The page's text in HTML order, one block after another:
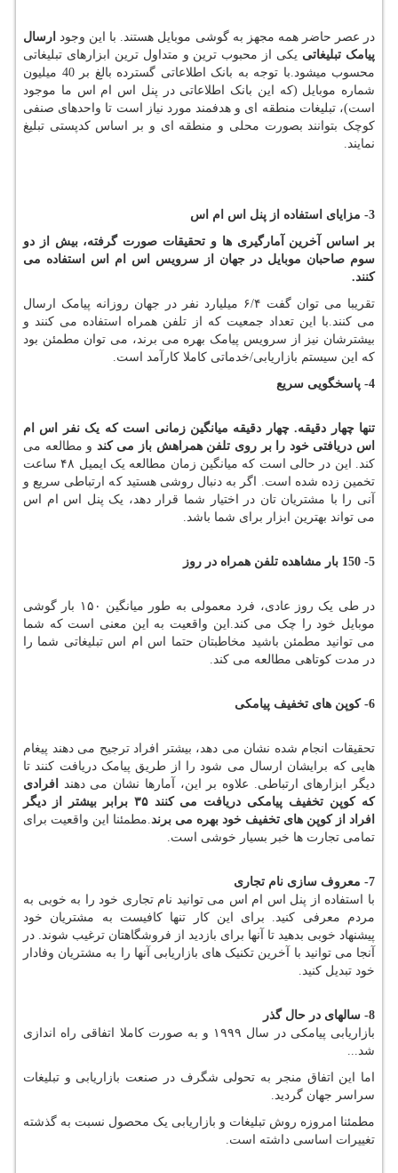
در عصر حاضر همه مجهز به گوشی موبایل هستند. با این وجود ارسال
پیامک تبلیغاتی یکی از محبوب ترین و متداول ترین ابزارهای تبلیغاتی
محسوب میشود.
با توجه به بانک اطلاعاتی گسترده بالغ بر 40 میلیون
شماره موبایل (که این بانک اطلاعاتی در پنل اس ام اس ما موجود
است)، تبلیغات منطقه ای و هدفمند مورد نیاز است تا واحدهای صنفی
کوچک بتوانند بصورت محلی و منطقه ای و بر اساس کدپستی تبلیغ
نمایند.
3- مزایای استفاده از پنل اس ام اس
بر اساس آخرین آمارگیری ها و تحقیقات صورت گرفته، بیش از دو
سوم صاحبان موبایل در جهان از سرویس اس ام اس استفاده می
کنند.
تقریبا می توان گفت ۶/۴ میلیارد نفر در جهان روزانه پیامک ارسال
می کنند.با این تعداد جمعیت که از تلفن همراه استفاده می کنند و
بیشترشان نیز از سرویس پیامک بهره می برند، می توان مطمئن بود
که این سیستم بازاریابی/خدماتی کاملا کارآمد است.
4- پاسخگویی سریع
تنها چهار دقیقه. چهار دقیقه میانگین زمانی است که یک نفر اس ام
اس دریافتی خود را بر روی تلفن همراهش باز می کند و مطالعه می
کند. این در حالی است که میانگین زمان مطالعه یک ایمیل ۴۸ ساعت
تخمین زده شده است. اگر به دنبال روشی هستید که ارتباطی سریع و
آنی را با مشتریان تان در اختیار شما قرار دهد، یک پنل اس ام اس
می تواند بهترین ابزار برای شما باشد.
5- 150 بار مشاهده تلفن همراه در روز
در طی یک روز عادی، فرد معمولی به طور میانگین ۱۵۰ بار گوشی
موبایل خود را چک می کند.این واقعیت به این معنی است که شما
می توانید مطمئن باشید مخاطبتان حتما اس ام اس تبلیغاتی شما را
در مدت کوتاهی مطالعه می کند.
6- کوپن های تخفیف پیامکی
تحقیقات انجام شده نشان می دهد، بیشتر افراد ترجیح می دهند پیغام
هایی که برایشان ارسال می شود را از طریق پیامک دریافت کنند تا
دیگر ابزارهای ارتباطی. علاوه بر این، آمارها نشان می دهند
افرادی
که کوپن تخفیف پیامکی دریافت می کنند۳۵ برابر بیشتر از دیگر
افراد از کوپن های تخفیف خود بهره می برند.مطمئنا این واقعیت برای
تمامی تجارت ها خبر بسیار خوشی است.
7- معروف سازی نام تجاری
با استفاده از پنل اس ام اس می توانید نام تجاری خود را به خوبی به
مردم معرفی کنید. برای این کار تنها کافیست به مشتریان خود
پیشنهاد خوبی بدهید تا آنها برای بازدید از فروشگاهتان ترغیب شوند. در
آنجا می توانید با آخرین تکنیک های بازاریابی آنها را به مشتریان وفادار
خود تبدیل کنید.
8- سالهای در حال گذر
بازاریابی پیامکی در سال ۱۹۹۹ و به صورت کاملا اتفاقی راه اندازی
شد...
اما این اتفاق منجر به تحولی شگرف در صنعت بازاریابی و تبلیغات
سراسر جهان گردید.
مطمئنا امروزه روش تبلیغات و بازاریابی یک محصول نسبت به گذشته
تغییرات اساسی داشته است.